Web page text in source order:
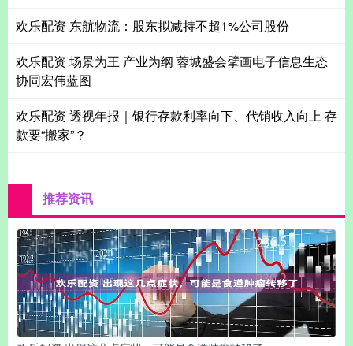
欢乐配资 东航物流：股东拟减持不超1%公司股份
欢乐配资 场景为王 产业为纲 蓉城盛会擘画电子信息生态
协同宏伟蓝图
欢乐配资 透视年报｜银行存款利率向下、代销收入向上 存
款要“搬家”？
推荐资讯